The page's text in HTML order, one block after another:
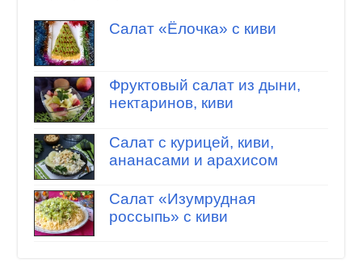
Салат «Ёлочка» с киви
Фруктовый салат из дыни,
нектаринов, киви
Салат с курицей, киви,
ананасами и арахисом
Салат «Изумрудная
россыпь» с киви